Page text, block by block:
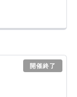
開催終了